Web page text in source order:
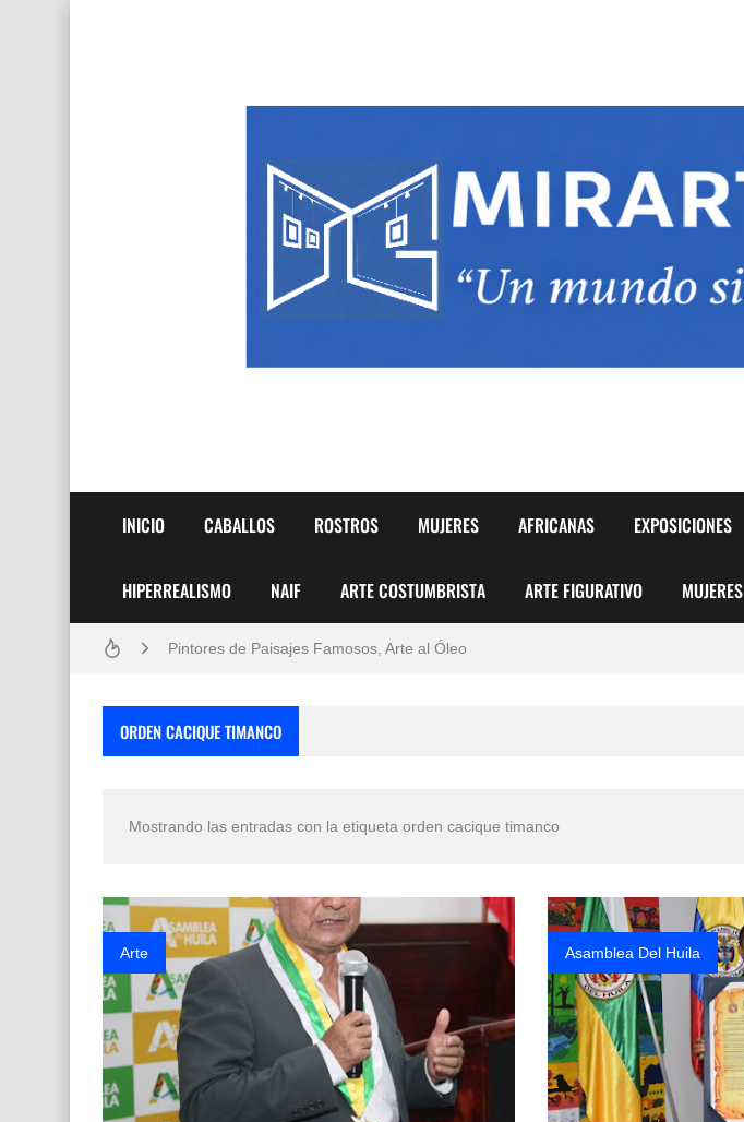
INICIO CABALLOS ROSTROS MUJERES AFRICANAS EXPOSICIONES
HIPERREALISMO NAIF ARTE COSTUMBRISTA ARTE FIGURATIVO MUJERES
Frutas y Flores Para Colorear Imágenes
Pintores de Paisajes Famosos, Arte al Óleo
Dibujos Fáciles Para Pintar con Acrílico (Minimalismo Artístico)
Rostros Bellos, La Perfección del Dibujo A Lápiz, Biryulina Vita
Fotos Artísticas de las Actrices de Hollywood Más Bellas del Mundo
Que significan los cuadros de negras africanas?
El mundo del arte en pintura surrealista
ORDEN CACIQUE TIMANCO
Mostrando las entradas con la etiqueta orden cacique timanco
Arte Asamblea Del Huila